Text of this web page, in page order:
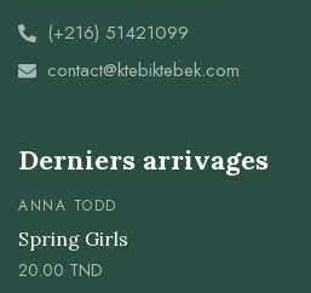
(+216) 51421099
contact@ktebiktebek.com
Derniers arrivages
ANNA TODD
Spring Girls
20.00 TND